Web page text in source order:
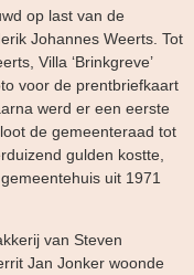
op last van de
Johannes Weerts. Tot
Villa ‘Brinkgreve’
voor de prentbriefkaart
werd er een eerste
de gemeenteraad tot
gulden kostte,
uit 1971
van Steven
Jan Jonker woonde